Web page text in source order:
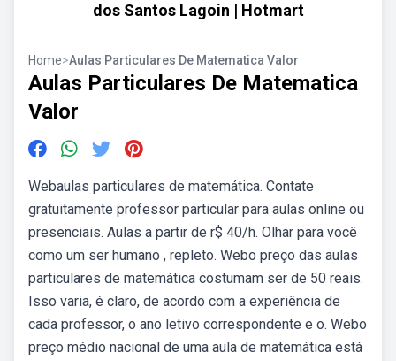
dos Santos Lagoin | Hotmart
Home>Aulas Particulares De Matematica Valor
Aulas Particulares De Matematica
Valor
Webaulas particulares de matemática. Contate
gratuitamente professor particular para aulas online ou
presenciais. Aulas a partir de r$ 40/h. Olhar para você
como um ser humano , repleto. Webo preço das aulas
particulares de matemática costumam ser de 50 reais.
Isso varia, é claro, de acordo com a experiência de
cada professor, o ano letivo correspondente e o. Webo
preço médio nacional de uma aula de matemática está